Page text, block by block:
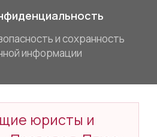
и сохранность
информации
юристы и